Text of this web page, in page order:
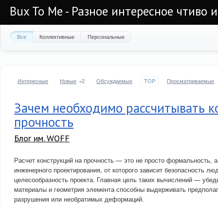
Bux To Me - Разное интересное чтиво
Все Коллективные Персональные
Интересные Новые +2 Обсуждаемые TOP Просматриваемые
Зачем необходимо рассчитывать
прочность
Блог им. WOFF
Расчет конструкций на прочность — это не просто формальность,
инженерного проектирования, от которого зависит безопасность
целесообразность проекта. Главная цель таких вычислений —
материалы и геометрия элемента способны выдерживать
разрушения или необратимых деформаций.